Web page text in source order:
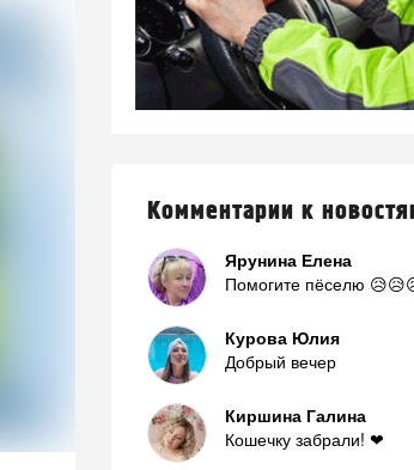
Комментарии к
Ярунина Елена
Помогите пёселю
Курова Юлия
Добрый вечер
Киршина Галина
Кошечку забрали! ❤